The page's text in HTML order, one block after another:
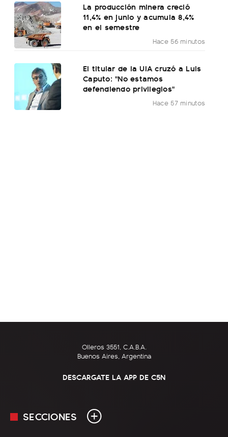
La producción minera creció
11,4% en junio y acumula 8,4%
en el semestre
Hace 56 minutos
El titular de la UIA cruzó a Luis
Caputo: "No estamos
defendiendo privilegios"
Hace 57 minutos
Olleros 3551, C.A.B.A.
Buenos Aires, Argentina
DESCARGATE LA APP DE C5N
SECCIONES